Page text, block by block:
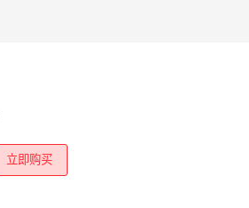
立即购买